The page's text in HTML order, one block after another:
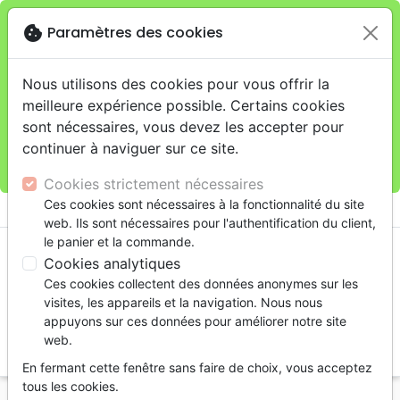
Je veux retirer ma commande au 11 rue de Rive,
Genèveclose
warningCette boutique en ligne est limitée au retrait en
magasin.
Pour les livraisons à domicile, veuillez passer vos
commandes sur la boutique La Maison de la Bible
shopping_cart
cookie Paramètres des cookies
Nous utilisons des cookies pour vous offrir la
meilleure expérience possible. Certains cookies
sont nécessaires, vous devez les accepter pour
continuer à naviguer sur ce site.
Cookies strictement nécessaires
Ces cookies sont nécessaires à la fonctionnalité du site
web. Ils sont nécessaires pour l'authentification du client,
le panier et la commande.
Cookies analytiques
Ces cookies collectent des données anonymes sur les
visites, les appareils et la navigation. Nous nous
appuyons sur ces données pour améliorer notre site
web.
En fermant cette fenêtre sans faire de choix, vous acceptez
tous les cookies.